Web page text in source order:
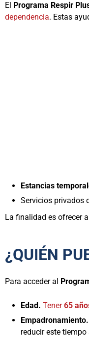
El Programa Respir
dependencia. Estas
Estancias
Servicios privados
La finalidad es ofrecer
¿QUIÉN
Para acceder al
Edad. Tener 65
Empadronamiento.
reducir este